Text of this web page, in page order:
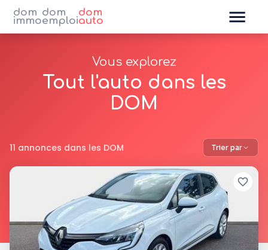
dom
immo
dom
emploi
dom
auto
Vous explorez
Tout l'auto dans les
DOM
11 annonces dans les DOM Trier par